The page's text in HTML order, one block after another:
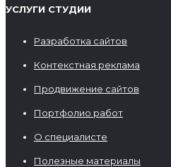
УСЛУГИ СТУДИИ
Разработка сайтов
Контекстная реклама
Продвижение сайтов
Портфолио работ
О специалисте
Полезные материалы